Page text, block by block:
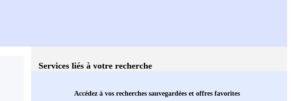
Services liés à votre recherche
Accédez à vos recherches sauvegardées et offres favorites